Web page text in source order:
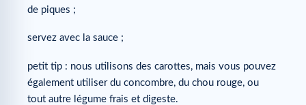
de piques ;
servez avec la sauce ;
petit tip : nous utilisons des carottes, mais vous pouvez
également utiliser du concombre, du chou rouge, ou
tout autre légume frais et digeste.